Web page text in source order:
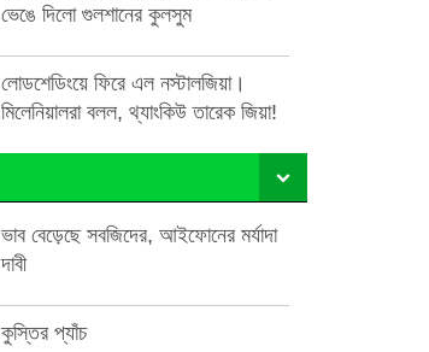
ভেঙে দিলো গুলশানের কুলসুম
লোডশেডিংয়ে ফিরে এল নস্টালজিয়া।
মিলেনিয়ালরা বলল, থ্যাংকিউ তারেক জিয়া!
ভাব বেড়েছে সবজিদের, আইফোনের মর্যাদা
দাবী
কুস্তির প্যাঁচ